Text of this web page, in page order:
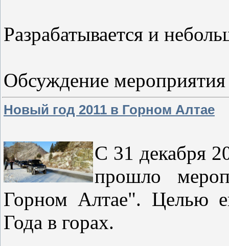
Разрабатывается и
Обсуждение
Новый год 2011 в Горном Алтае
С 31 декабря
прошло
Горном Алтае". Целью
Года в горах.